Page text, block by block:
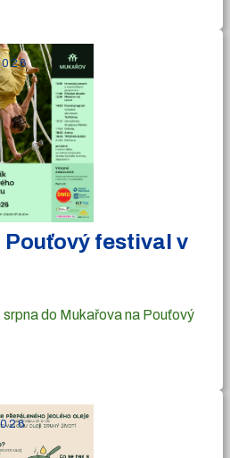
Pouťový festival v
do Mukařova na Pouťový